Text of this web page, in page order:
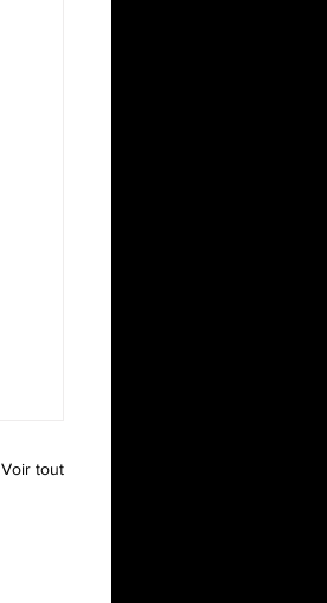
Voir tout